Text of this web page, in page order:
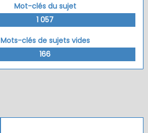
Mot-clés du sujet
1 057
Mots-clés de sujets vides
166